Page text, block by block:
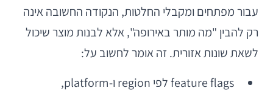
עבור מפתחים ומקבלי החלטות, הנקודה החשובה אינה
רק להבין "מה מותר באירופה", אלא לבנות מוצר שיכול
לשאת שונות אזורית. זה אומר לחשוב על:
feature flags לפי region ו-platform,